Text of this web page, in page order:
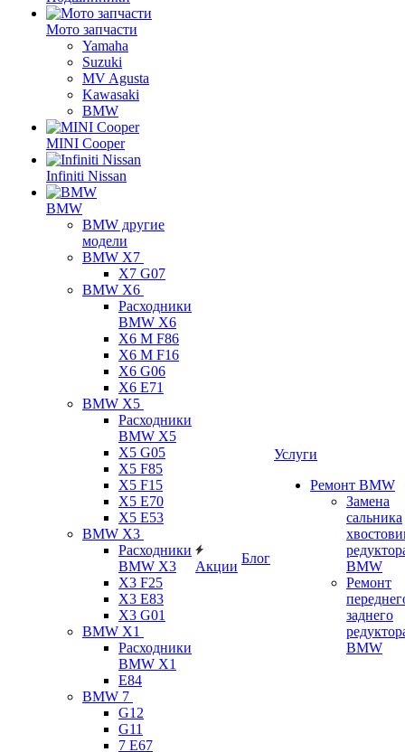
Мото запчасти
Yamaha
Suzuki
MV Agusta
Kawasaki
BMW
MINI Cooper
Infiniti Nissan
BMW
BMW другие
модели
BMW X7
X7 G07
BMW X6
Расходники
BMW X6
X6 M F86
X6 M F16
X6 G06
X6 E71
BMW X5
Расходники
BMW X5
X5 G05
X5 F85
X5 F15
X5 E70
X5 E53
BMW X3
Расходники
BMW X3
X3 F25
X3 E83
X3 G01
BMW X1
Расходники
BMW X1
E84
BMW 7
G12
G11
7 Е67
Акции
Блог
Услуги
Ремонт BMW
Замена
сальника
BMW
Ремонт
заднего
BMW